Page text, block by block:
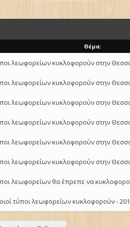
Θέμα:
λεωφορείων κυκλοφορούν στην
λεωφορείων κυκλοφορούν στην
λεωφορείων κυκλοφορούν στην
λεωφορείων κυκλοφορούν στην
λεωφορείων κυκλοφορούν στην
λεωφορείων κυκλοφορούν στην
λεωφορείων θα έπρεπε να
τύποι λεωφορείων κυκλοφορούν -